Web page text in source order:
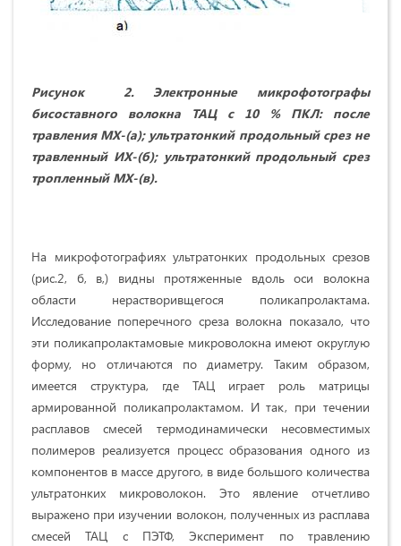
Рисунок 2. Электронные микрофотографы
бисоставного волокна ТАЦ с 10 % ПКЛ: после
травления MX-(а); ультратонкий продольный срез не
травленный ИХ-(б); ультратонкий продольный срез
тропленный MX-(в).
На микрофотографиях ультратонких продольных срезов
(рис.2, б, в,) видны протяженные вдоль оси волокна
области нерастворивщегося поликапролактама.
Исследование поперечного среза волокна показало, что
эти поликапролактамовые микроволокна имеют округлую
форму, но отличаются по диаметру. Таким образом,
имеется структура, где TAЦ играет роль матрицы
армированной поликапролактамом. И так, при течении
расплавов смесей термодинамически несовместимых
полимеров реализуется процесс образования одного из
компонентов в массе другого, в виде большого количества
ультратонких микроволокон. Это явление отчетливо
выражено при изучении волокон, полученных из расплава
смесей ТАЦ с ПЭТФ, Эксперимент по травлению